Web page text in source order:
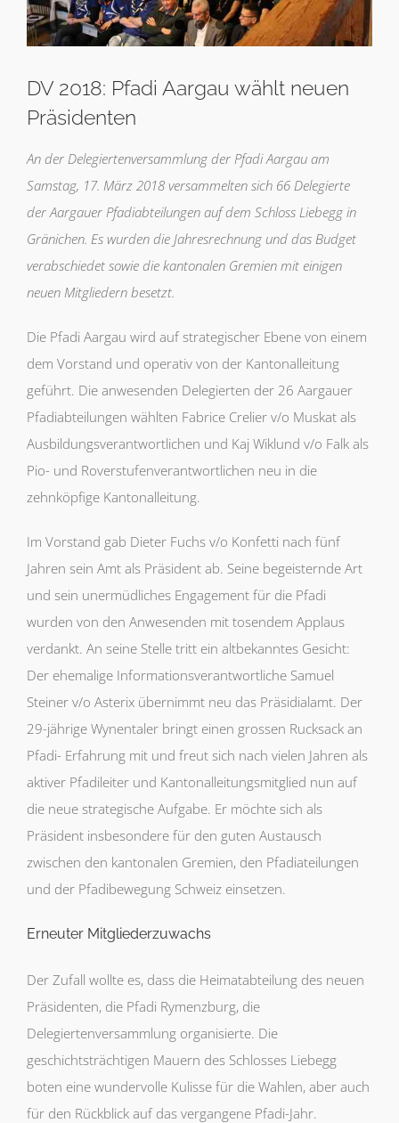
DV 2018: Pfadi Aargau wählt neuen
Präsidenten
An der Delegiertenversammlung der Pfadi Aargau am
Samstag, 17. März 2018 versammelten sich 66 Delegierte
der Aargauer Pfadiabteilungen auf dem Schloss Liebegg in
Gränichen. Es wurden die Jahresrechnung und das Budget
verabschiedet sowie die kantonalen Gremien mit einigen
neuen Mitgliedern besetzt.
Die Pfadi Aargau wird auf strategischer Ebene von einem
dem Vorstand und operativ von der Kantonalleitung
geführt. Die anwesenden Delegierten der 26 Aargauer
Pfadiabteilungen wählten Fabrice Crelier v/o Muskat als
Ausbildungsverantwortlichen und Kaj Wiklund v/o Falk als
Pio- und Roverstufenverantwortlichen neu in die
zehnköpfige Kantonalleitung.
Im Vorstand gab Dieter Fuchs v/o Konfetti nach fünf
Jahren sein Amt als Präsident ab. Seine begeisternde Art
und sein unermüdliches Engagement für die Pfadi
wurden von den Anwesenden mit tosendem Applaus
verdankt. An seine Stelle tritt ein altbekanntes Gesicht:
Der ehemalige Informationsverantwortliche Samuel
Steiner v/o Asterix übernimmt neu das Präsidialamt. Der
29-jährige Wynentaler bringt einen grossen Rucksack an
Pfadi- Erfahrung mit und freut sich nach vielen Jahren als
aktiver Pfadileiter und Kantonalleitungsmitglied nun auf
die neue strategische Aufgabe. Er möchte sich als
Präsident insbesondere für den guten Austausch
zwischen den kantonalen Gremien, den Pfadiateilungen
und der Pfadibewegung Schweiz einsetzen.
Erneuter Mitgliederzuwachs
Der Zufall wollte es, dass die Heimatabteilung des neuen
Präsidenten, die Pfadi Rymenzburg, die
Delegiertenversammlung organisierte. Die
geschichtsträchtigen Mauern des Schlosses Liebegg
boten eine wundervolle Kulisse für die Wahlen, aber auch
für den Rückblick auf das vergangene Pfadi-Jahr.